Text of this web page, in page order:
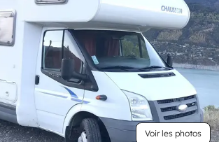
Voir les photos